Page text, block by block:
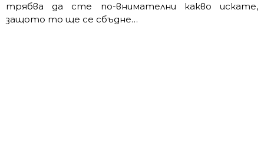
трябва да сте по-внимателни какво искате,
защото то ще се сбъдне…